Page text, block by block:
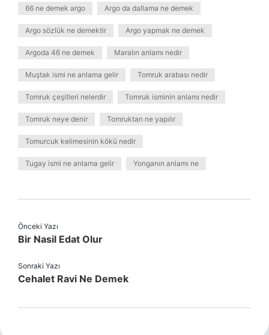
66 ne demek argo Argo da dallama ne demek
Argo sözlük ne demektir Argo yapmak ne demek
Argoda 46 ne demek Maralın anlamı nedir
Muştak ismi ne anlama gelir Tomruk arabası nedir
Tomruk çeşitleri nelerdir Tomruk isminin anlamı nedir
Tomruk neye denir Tomruktan ne yapılır
Tomurcuk kelimesinin kökü nedir
Tugay ismi ne anlama gelir Yonganın anlamı ne
Önceki Yazı
Bir Nasil Edat Olur
Sonraki Yazı
Cehalet Ravi Ne Demek